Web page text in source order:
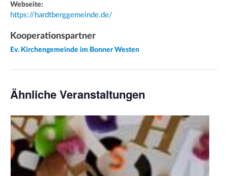
Webseite:
https://hardtberggemeinde.de/
Kooperationspartner
Ev. Kirchengemeinde im Bonner Westen
Ähnliche Veranstaltungen